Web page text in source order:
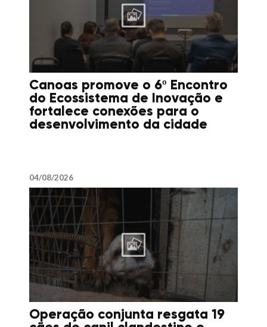
Canoas promove o 6º Encontro
do Ecossistema de Inovação e
fortalece conexões para o
desenvolvimento da cidade
04/08/2026
Operação conjunta resgata 19